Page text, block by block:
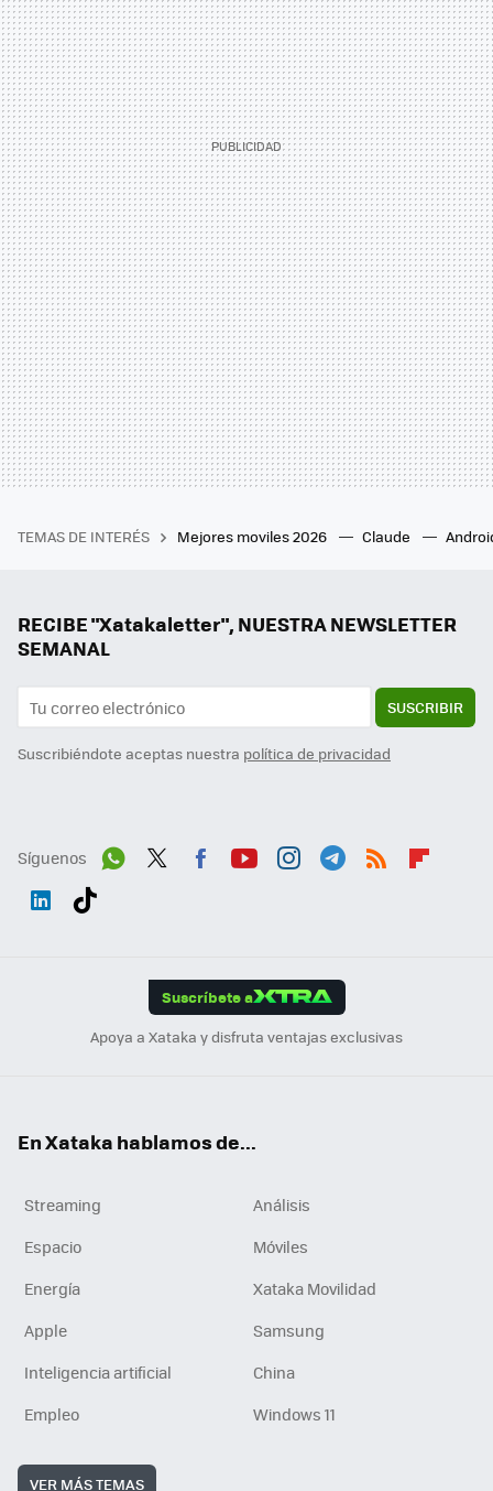
TEMAS DE INTERÉS Mejores moviles 2026 Claude
RECIBE "Xatakaletter", NUESTRA NEWSLETTER
SEMANAL
SUSCRIBIR
Suscribiéndote aceptas nuestra política de privacidad
Síguenos
Suscríbete a
Apoya a Xataka y disfruta ventajas exclusivas
En Xataka hablamos de...
Streaming
Análisis
Espacio
Móviles
Energía
Xataka Movilidad
Apple
Samsung
Inteligencia artificial
China
Empleo
Windows 11
VER MÁS TEMAS